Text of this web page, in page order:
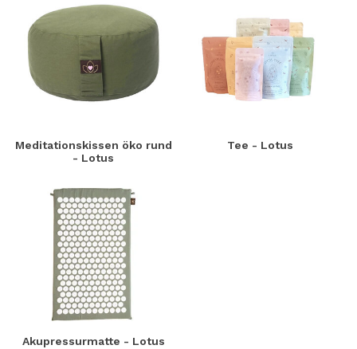
Meditationskissen öko rund
- Lotus
Tee - Lotus
Akupressurmatte - Lotus